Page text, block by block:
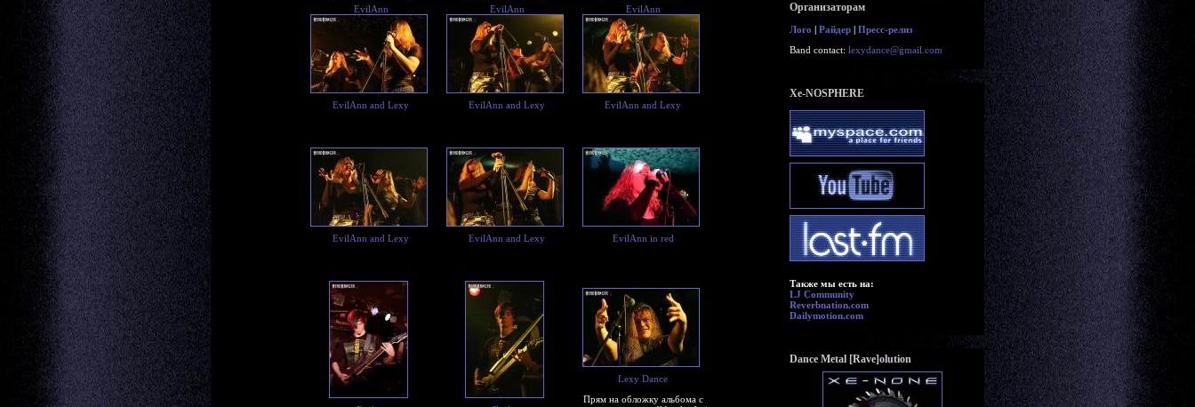
EvilAnn EvilAnn EvilAnn
EvilAnn and Lexy EvilAnn and Lexy EvilAnn and Lexy
EvilAnn and Lexy EvilAnn and Lexy EvilAnn in red
Lexy Dance
Прям на обложку альбома с
Организаторам
Лого | Райдер | Пресс-релиз
Band contact: lexydance@gmail.com
Xe-NOSPHERE
Также мы есть на:
LJ Community
Reverbnation.com
Dailymotion.com
Dance Metal [Rave]olution